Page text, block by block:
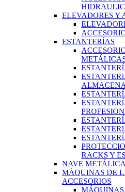
ELEVADORES Y
ESTANTERÍAS
RACKS Y
NAVE
MÁQUINAS DE
ACCESORIOS